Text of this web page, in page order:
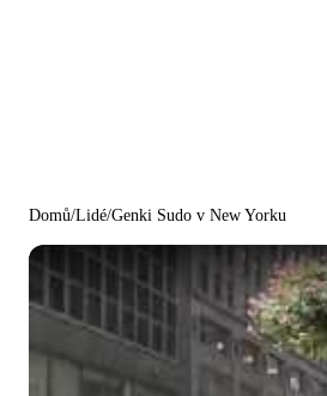
Domů/Lidé/Genki Sudo v New Yorku